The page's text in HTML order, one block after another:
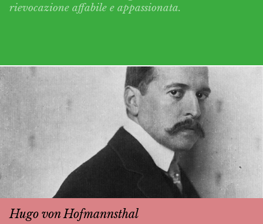
rievocazione affabile e appassionata.
Hugo von Hofmannsthal